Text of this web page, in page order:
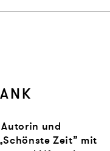
und
Zeit” mit